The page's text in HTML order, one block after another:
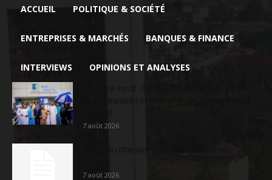
ACCUEIL POLITIQUE & SOCIÉTÉ
ENTREPRISES & MARCHÉS BANQUES & FINANCE
INTERVIEWS OPINIONS ET ANALYSES
7 août 2026
7 août 2026